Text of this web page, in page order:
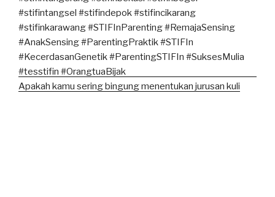
Apakah kamu sering bingung menentukan jurusan kuli